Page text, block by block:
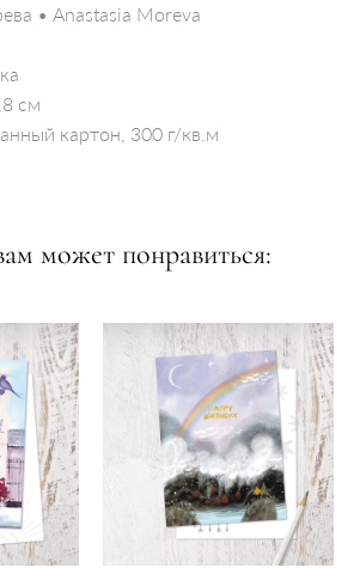
• Anastasia Moreva
см
картон, 300 г/кв.м
может понравиться: